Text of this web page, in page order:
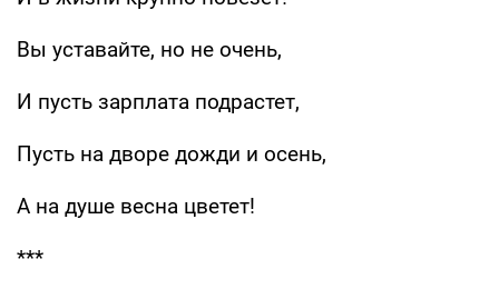
Вы уставайте, но не очень,
И пусть зарплата подрастет,
Пусть на дворе дожди и осень,
А на душе весна цветет!
***